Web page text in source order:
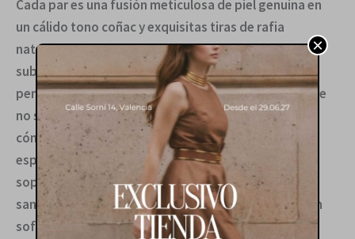
Cada par es una fusión meticulosa de piel genuina en
un cálido tono coñac y exquisitas tiras de rafia
natural tejida a mano, creando un contraste textural
sublime. La ingeniería del diseño se manifiesta en la
perfecta integración de esferas doradas pulidas, que
no solo embellecen sino que realzan la silueta. La
cómoda plataforma de cuña en un profundo tono
espresso asegura una elevación elegante y un
soporte inigualable. Versátiles por naturaleza, estas
sandalias transicionan con facilidad desde un brunch
sofisticado hasta una velada al atardecer,
×